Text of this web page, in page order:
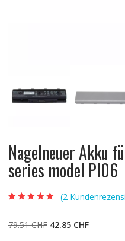
Nagelneuer Akku
series model PI06
basierend auf
Kundenbewertun
(2
79.51CHF Ursprünglicher
42.85 CHFAktueller